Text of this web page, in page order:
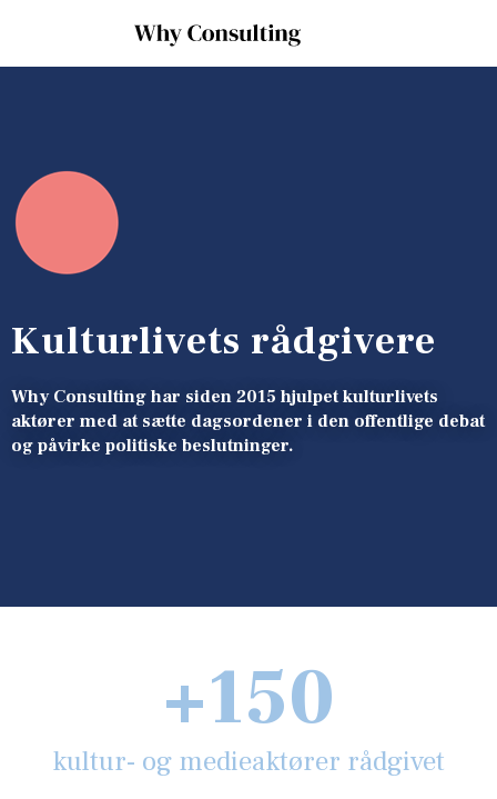
Kulturlivets ​rådgiver​e
​Why Consulting har siden 2015 hjulpet kulturlivets
aktører med at sætte dagsordener i den offentlige debat
og påvirke politiske beslutninger.
​+150
kultur- og ​medieaktører ​rådgivet